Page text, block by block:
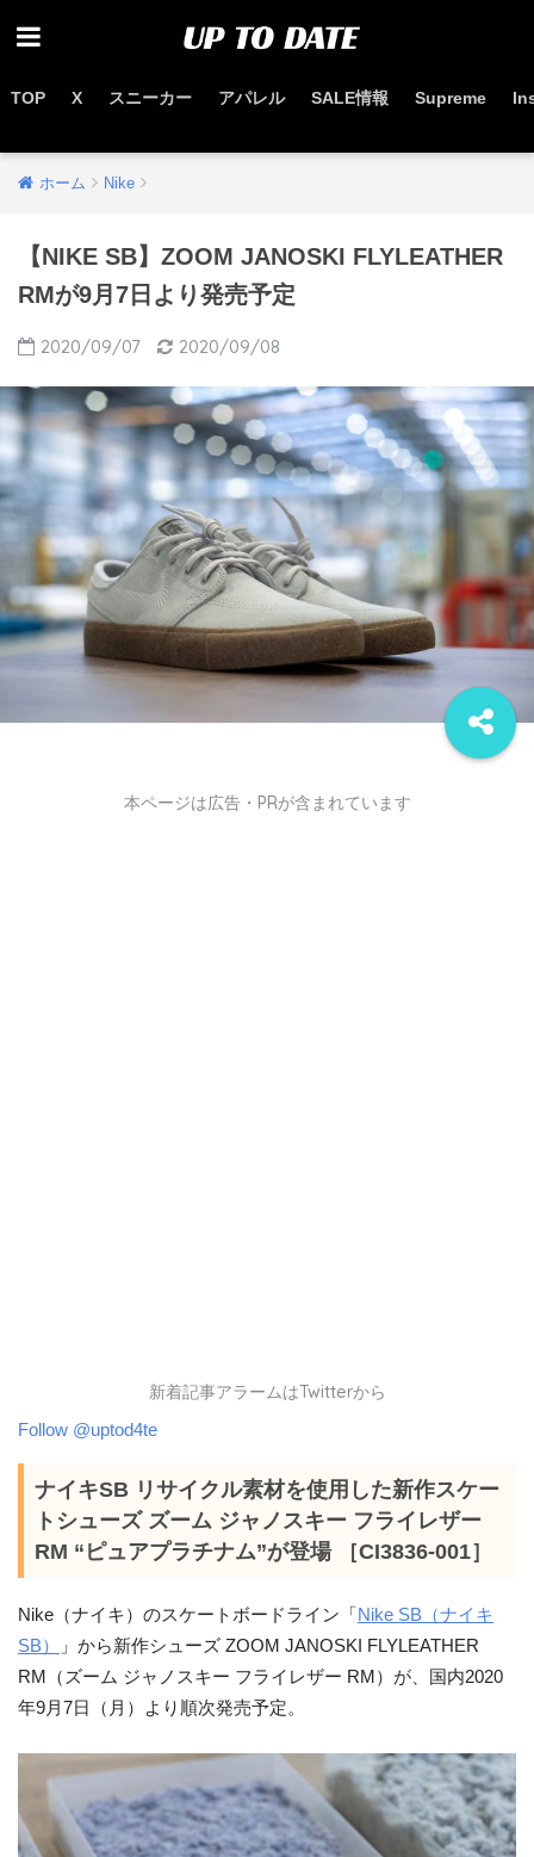
TOP X スニーカー アパレル SALE情報 Supreme
ホーム Nike
【NIKE SB】ZOOM JANOSKI FLYLEATHER
RMが9月7日より発売予定
2020/09/07 2020/09/08
本ページは広告・PRが含まれています
新着記事アラームはTwitterから
Follow @uptod4te
ナイキSB リサイクル素材を使用した新作スケー
トシューズ ズーム ジャノスキー フライレザー
RM “ピュアプラチナム”が登場 ［CI3836-001］
Nike（ナイキ）のスケートボードライン「 Nike SB（ナイキ
SB）
」から新作シューズ ZOOM JANOSKI FLYLEATHER
RM（ ズーム ジャノスキー フライレザー RM ）が、国内2020
年9月7日（月）より順次発売予定。